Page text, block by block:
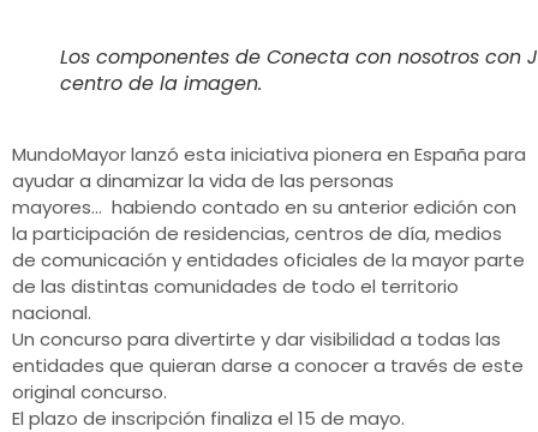
Los componentes de Conecta con nosotros con
centro de la imagen.
MundoMayor lanzó esta iniciativa pionera en España para
ayudar a dinamizar la vida de las personas
mayores… habiendo contado en su anterior edición con
la participación de residencias, centros de día, medios
de comunicación y entidades oficiales de la mayor parte
de las distintas comunidades de todo el territorio
nacional.
Un concurso para divertirte y dar visibilidad a todas las
entidades que quieran darse a conocer a través de este
original concurso.
El plazo de inscripción finaliza el 15 de mayo.